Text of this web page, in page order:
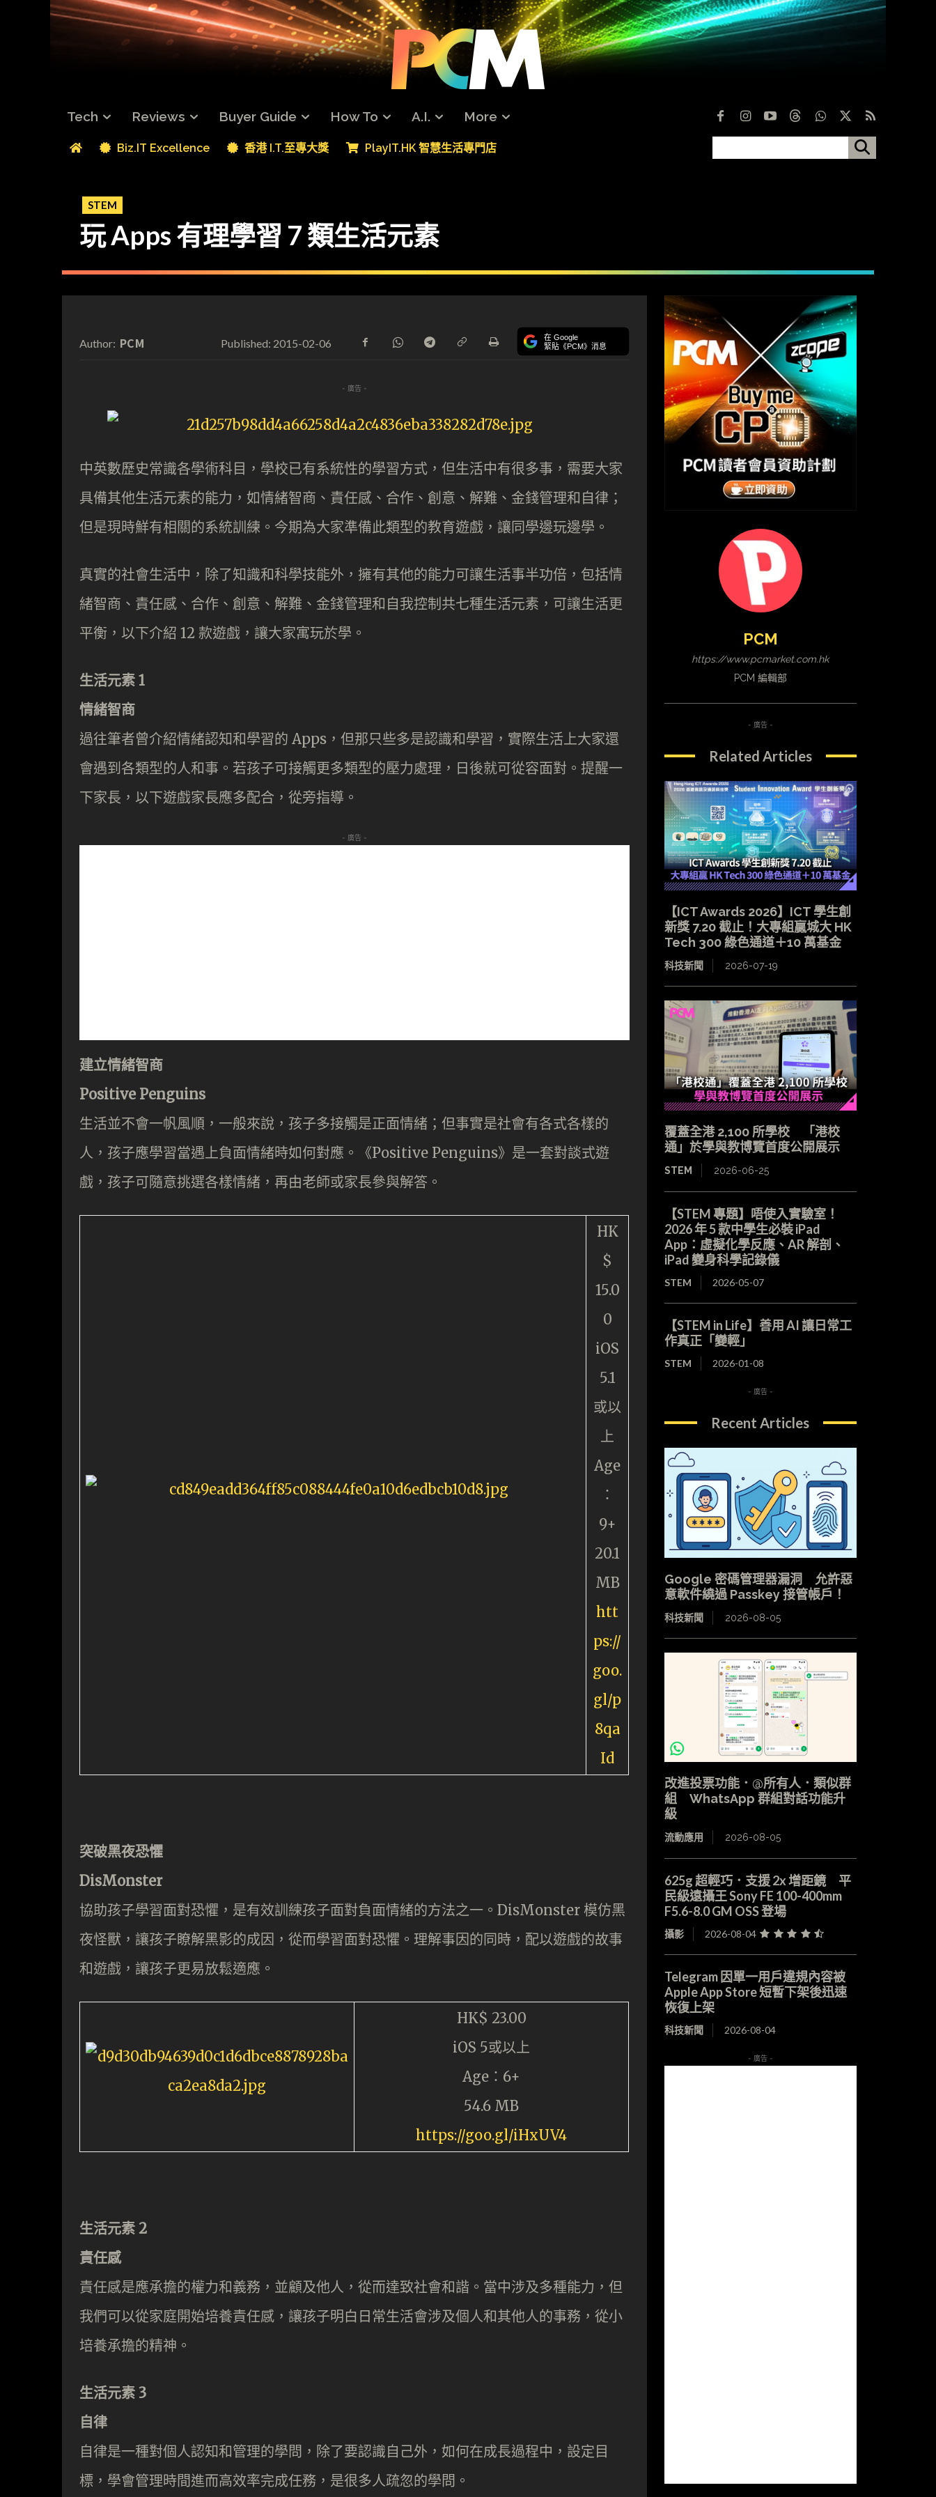
Tech Reviews Buyer Guide How To A.I. More
Biz.IT Excellence 香港 I.T.至專大獎 PlayIT.HK 智慧生活專門店
STEM
玩 Apps 有理學習 7 類生活元素
Author: PCM Published: 2015-02-06 在 Google
緊貼《PCM》消息
- 廣告 -
中英數歷史常識各學術科目，學校已有系統性的學習方式，但生活中有很多事，需要大家
具備其他生活元素的能力，如情緒智商、責任感、合作、創意、解難、金錢管理和自律；
但是現時鮮有相關的系統訓練。今期為大家準備此類型的教育遊戲，讓同學邊玩邊學。
真實的社會生活中，除了知識和科學技能外，擁有其他的能力可讓生活事半功倍，包括情
緒智商、責任感、合作、創意、解難、金錢管理和自我控制共七種生活元素，可讓生活更
平衡，以下介紹 12 款遊戲，讓大家寓玩於學。
生活元素 1
情緒智商
過往筆者曾介紹情緒認知和學習的 Apps，但那只些多是認識和學習，實際生活上大家還
會遇到各類型的人和事。若孩子可接觸更多類型的壓力處理，日後就可從容面對。提醒一
下家長，以下遊戲家長應多配合，從旁指導。
- 廣告 -
建立情緒智商
Positive Penguins
生活並不會一帆風順，一般來說，孩子多接觸是正面情緒；但事實是社會有各式各樣的
人，孩子應學習當遇上負面情緒時如何對應。《Positive Penguins》是一套對談式遊
戲，孩子可隨意挑選各樣情緒，再由老師或家長參與解答。
HK
$
15.0
0
iOS
5.1
或以
上
Age
：
9+
20.1
MB
htt
ps://
goo.
gl/p
8qa
Id
突破黑夜恐懼
DisMonster
協助孩子學習面對恐懼，是有效訓練孩子面對負面情緒的方法之一。DisMonster 模仿黑
夜怪獸，讓孩子瞭解黑影的成因，從而學習面對恐懼。理解事因的同時，配以遊戲的故事
和遊戲，讓孩子更易放鬆適應。
HK$ 23.00
iOS 5或以上
Age：6+
54.6 MB
https://goo.gl/iHxUV4
生活元素 2
責任感
責任感是應承擔的權力和義務，並顧及他人，從而達致社會和諧。當中涉及多種能力，但
我們可以從家庭開始培養責任感，讓孩子明白日常生活會涉及個人和其他人的事務，從小
培養承擔的精神。
生活元素 3
自律
自律是一種對個人認知和管理的學問，除了要認識自己外，如何在成長過程中，設定目
標，學會管理時間進而高效率完成任務，是很多人疏忽的學問。
PCM
https://www.pcmarket.com.hk
PCM 編輯部
- 廣告 -
Related Articles
【ICT Awards 2026】ICT 學生創
新獎 7.20 截止！大專組贏城大 HK
Tech 300 綠色通道＋10 萬基金
科技新聞 2026-07-19
覆蓋全港 2,100 所學校 「港校
通」於學與教博覽首度公開展示
STEM 2026-06-25
【STEM 專題】唔使入實驗室！
2026 年 5 款中學生必裝 iPad
App：虛擬化學反應、AR 解剖、
iPad 變身科學記錄儀
STEM 2026-05-07
【STEM in Life】善用 AI 讓日常工
作真正「變輕」
STEM 2026-01-08
- 廣告 -
Recent Articles
Google 密碼管理器漏洞 允許惡
意軟件繞過 Passkey 接管帳戶！
科技新聞 2026-08-05
改進投票功能．@所有人．類似群
組 WhatsApp 群組對話功能升
級
流動應用 2026-08-05
625g 超輕巧．支援 2x 增距鏡 平
民級遠攝王 Sony FE 100-400mm
F5.6-8.0 GM OSS 登場
攝影 2026-08-04
Telegram 因單一用戶違規內容被
Apple App Store 短暫下架後迅速
恢復上架
科技新聞 2026-08-04
- 廣告 -